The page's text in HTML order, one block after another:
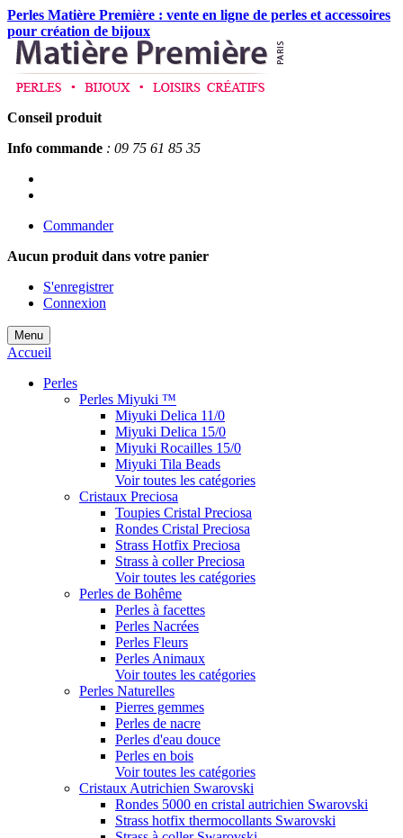
Perles Matière Première : vente en ligne de perles et accessoires
pour création de bijoux
Conseil produit
Info commande : 09 75 61 85 35
Commander
Aucun produit dans votre panier
S'enregistrer
Connexion
Menu
Accueil
Perles
Perles Miyuki ™
Miyuki Delica 11/0
Miyuki Delica 15/0
Miyuki Rocailles 15/0
Miyuki Tila Beads
Voir toutes les catégories
Cristaux Preciosa
Toupies Cristal Preciosa
Rondes Cristal Preciosa
Strass Hotfix Preciosa
Strass à coller Preciosa
Voir toutes les catégories
Perles de Bohême
Perles à facettes
Perles Nacrées
Perles Fleurs
Perles Animaux
Voir toutes les catégories
Perles Naturelles
Pierres gemmes
Perles de nacre
Perles d'eau douce
Perles en bois
Voir toutes les catégories
Cristaux Autrichien Swarovski
Rondes 5000 en cristal autrichien Swarovski
Strass hotfix thermocollants Swarovski